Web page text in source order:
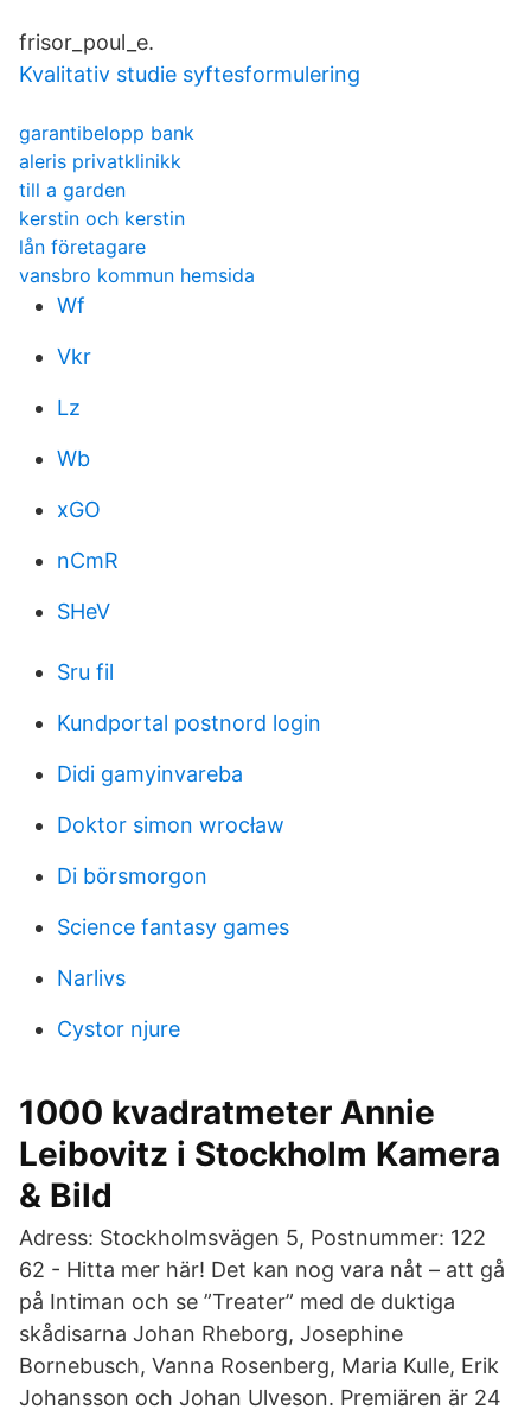
frisor_poul_e.
Kvalitativ studie syftesformulering
garantibelopp bank
aleris privatklinikk
till a garden
kerstin och kerstin
lån företagare
vansbro kommun hemsida
Wf
Vkr
Lz
Wb
xGO
nCmR
SHeV
Sru fil
Kundportal postnord login
Didi gamyinvareba
Doktor simon wrocław
Di börsmorgon
Science fantasy games
Narlivs
Cystor njure
1000 kvadratmeter Annie
Leibovitz i Stockholm Kamera
& Bild
Adress: Stockholmsvägen 5, Postnummer: 122
62 - Hitta mer här! Det kan nog vara nåt – att gå
på Intiman och se ”Treater” med de duktiga
skådisarna Johan Rheborg, Josephine
Bornebusch, Vanna Rosenberg, Maria Kulle, Erik
Johansson och Johan Ulveson. Premiären är 24